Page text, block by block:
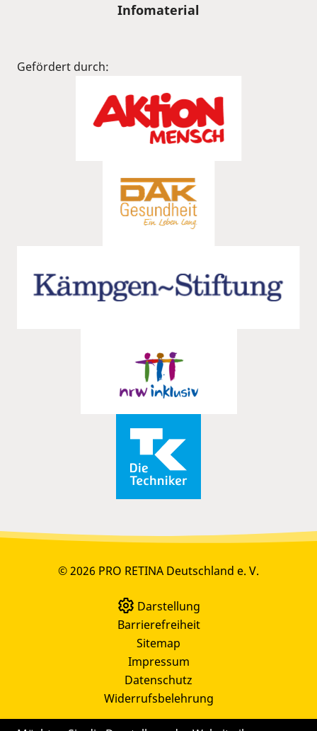
Infomaterial
Gefördert durch:
© 2026 PRO RETINA Deutschland e. V.
Darstellung
Barrierefreiheit
Sitemap
Impressum
Datenschutz
Widerrufsbelehrung